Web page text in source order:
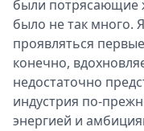
были потрясающие
было не так много.
проявляться
конечно,
недостаточно
индустрия по-
энергией и